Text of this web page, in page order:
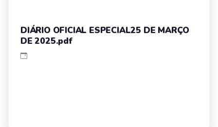
DIÁRIO OFICIAL ESPECIAL25 DE MARÇO
DE 2025.pdf